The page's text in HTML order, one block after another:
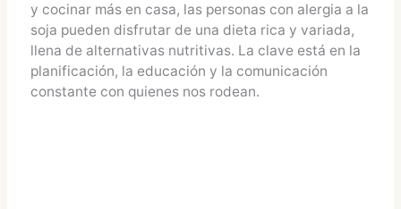
y cocinar más en casa, las personas con alergia a la
soja pueden disfrutar de una dieta rica y variada,
llena de alternativas nutritivas. La clave está en la
planificación, la educación y la comunicación
constante con quienes nos rodean.